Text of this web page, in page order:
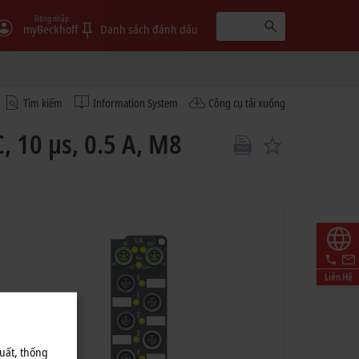
myBeckhoff
Đăng nhập
Danh sách đánh dấu
Tìm kiếm Information System Công cụ tải xuống
Liên Hệ
10 µs, 0.5 A, M8
thống